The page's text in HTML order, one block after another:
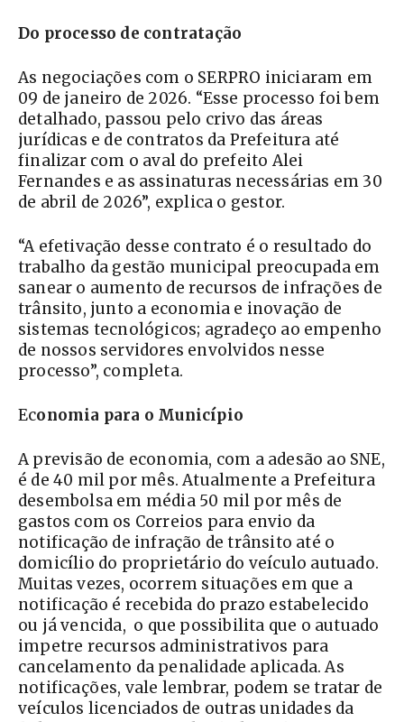
Do processo de contratação
As negociações com o SERPRO iniciaram em
09 de janeiro de 2026. “Esse processo foi bem
detalhado, passou pelo crivo das áreas
jurídicas e de contratos da Prefeitura até
finalizar com o aval do prefeito Alei
Fernandes e as assinaturas necessárias em 30
de abril de 2026”, explica o gestor.
“A efetivação desse contrato é o resultado do
trabalho da gestão municipal preocupada em
sanear o aumento de recursos de infrações de
trânsito, junto a economia e inovação de
sistemas tecnológicos; agradeço ao empenho
de nossos servidores envolvidos nesse
processo”, completa.
Economia para o Município
A previsão de economia, com a adesão ao SNE,
é de 40 mil por mês. Atualmente a Prefeitura
desembolsa em média 50 mil por mês de
gastos com os Correios para envio da
notificação de infração de trânsito até o
domicílio do proprietário do veículo autuado.
Muitas vezes, ocorrem situações em que a
notificação é recebida do prazo estabelecido
ou já vencida, o que possibilita que o autuado
impetre recursos administrativos para
cancelamento da penalidade aplicada. As
notificações, vale lembrar, podem se tratar de
veículos licenciados de outras unidades da